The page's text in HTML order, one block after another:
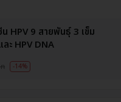
HPV 9 สายพันธุ์ 3 เข็ม
ะ HPV DNA
-14%